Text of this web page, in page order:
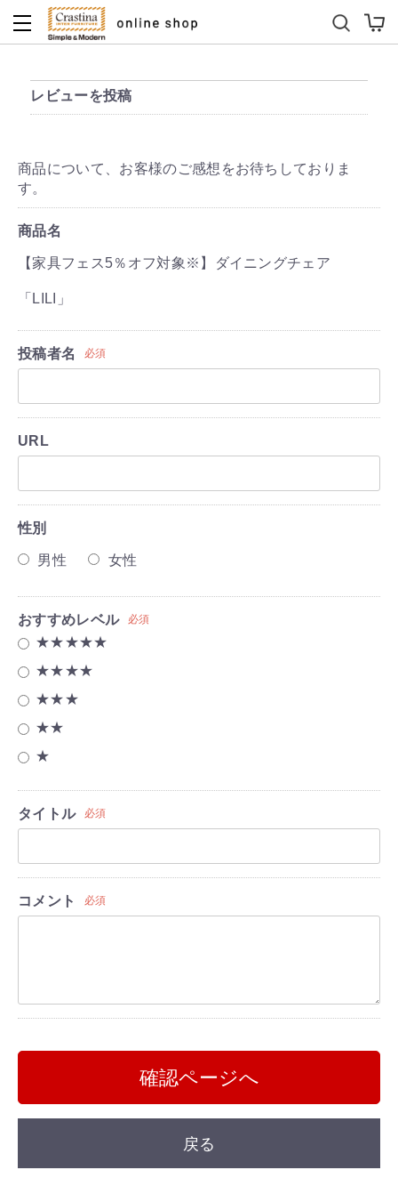
ダイニングテーブルセット
レビューを投稿
商品について、お客様のご感想をお待ちしておりま
す。
商品名
【家具フェス5％オフ対象※】ダイニングチェア
「LILI」
投稿者名 必須
URL
性別
男性 女性
おすすめレベル 必須
★★★★★
★★★★
★★★
★★
★
タイトル 必須
コメント 必須
確認ページへ
戻る